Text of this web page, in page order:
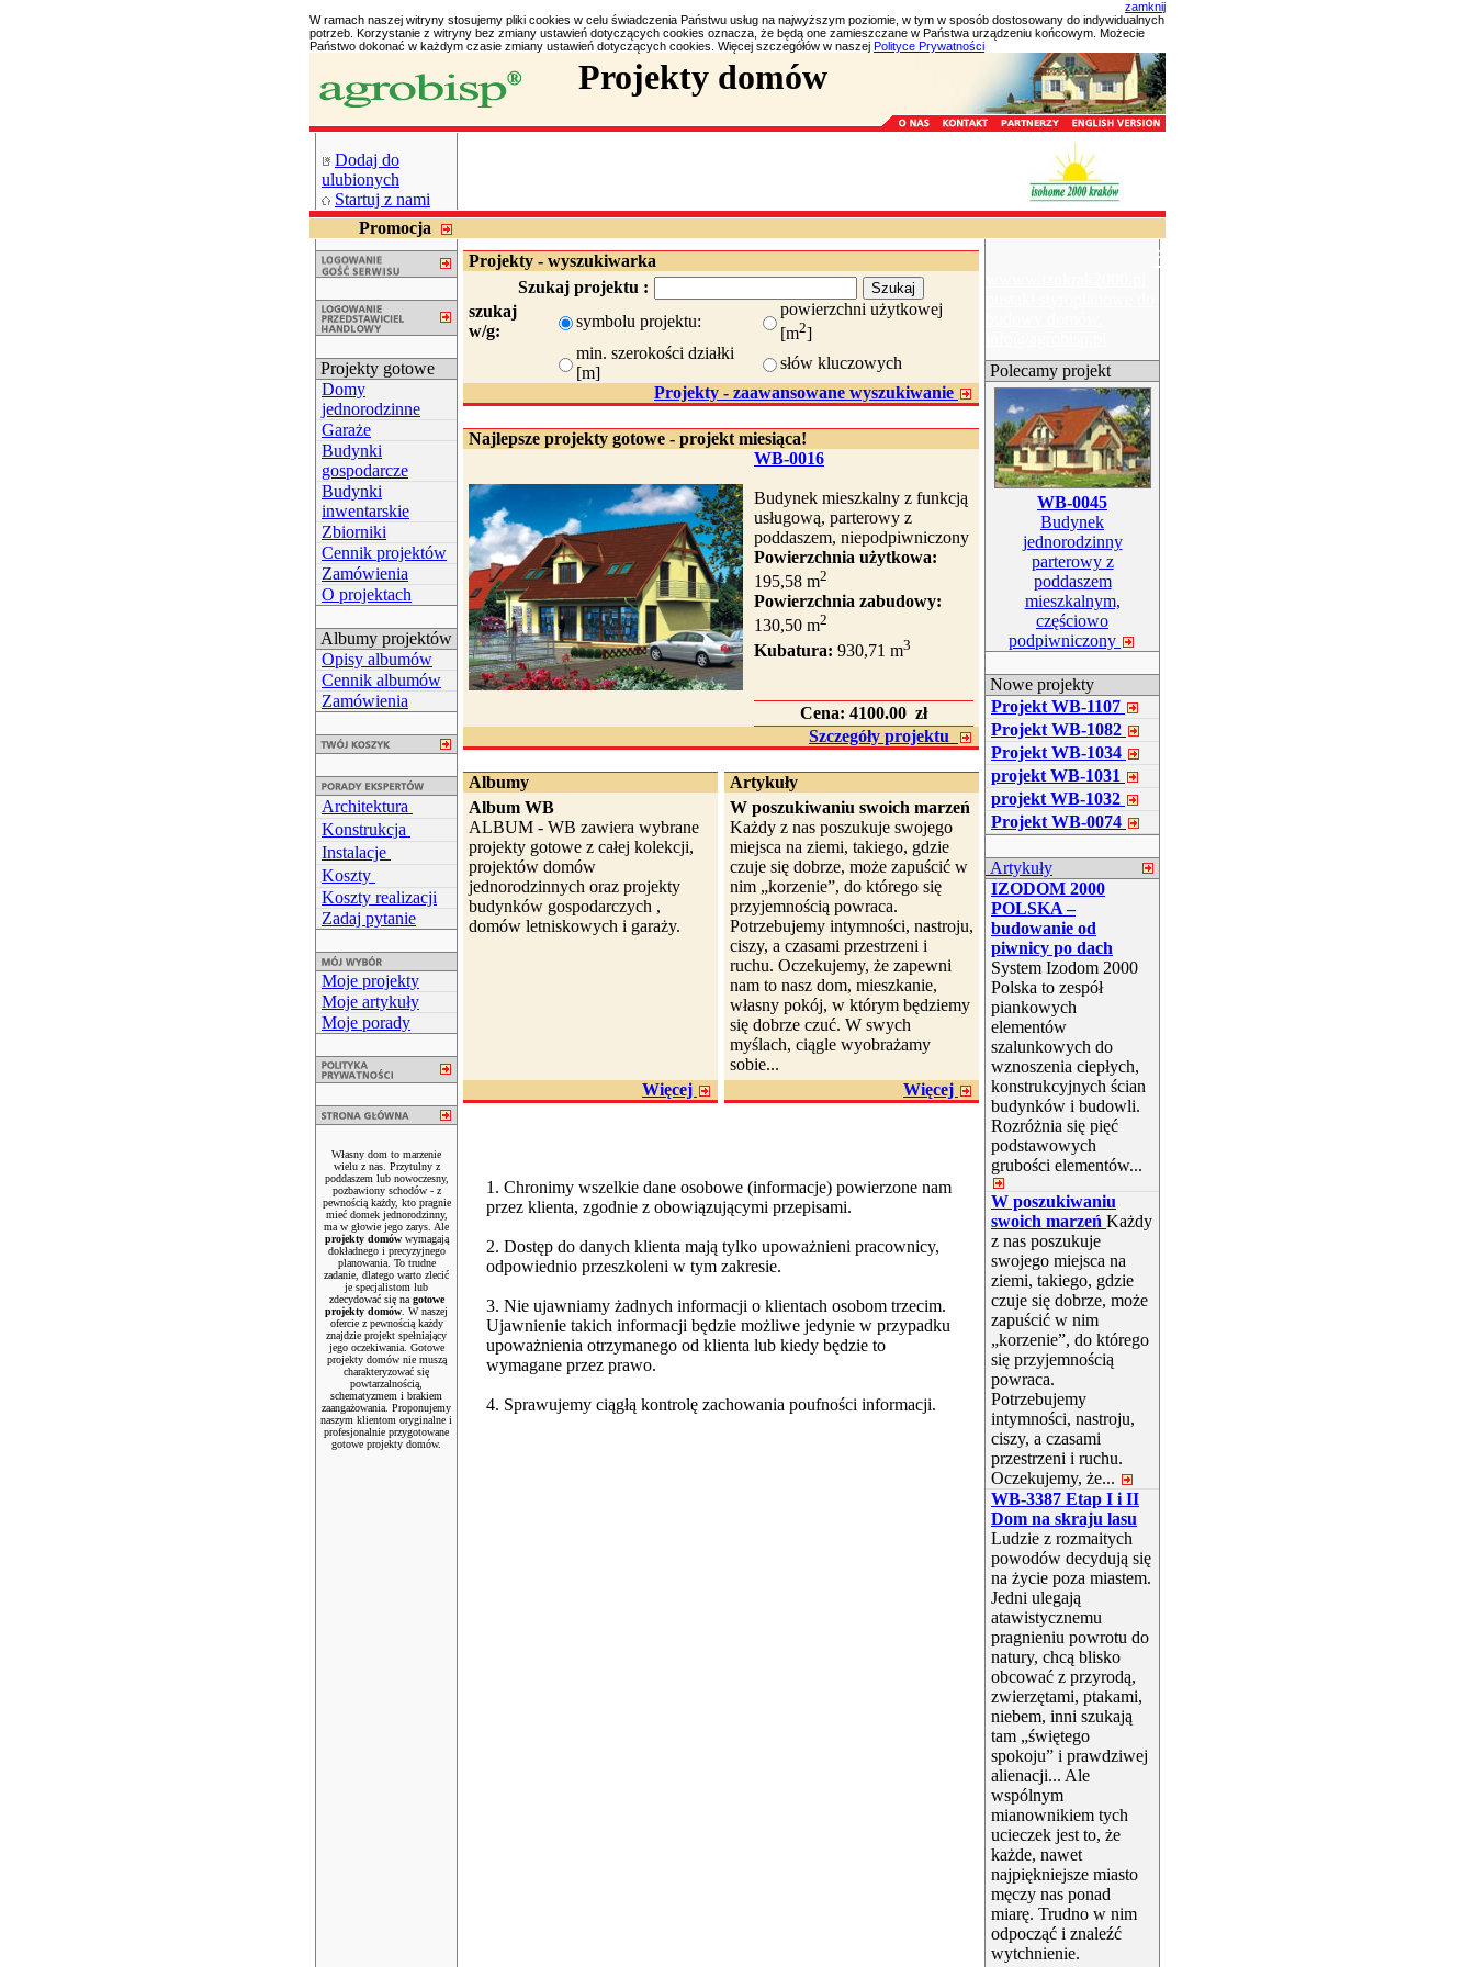
zamknij
W ramach naszej witryny stosujemy pliki cookies w celu świadczenia Państwu usług na najwyższym poziomie, w tym w sposób dostosowany do indywidualnych
potrzeb. Korzystanie z witryny bez zmiany ustawień dotyczących cookies oznacza, że będą one zamieszczane w Państwa urządzeniu końcowym. Możecie
Państwo dokonać w każdym czasie zmiany ustawień dotyczących cookies. Więcej szczegółów w naszej Polityce Prywatności
Projekty domów
Dodaj do
ulubionych
Startuj z nami
Promocja
Projekty gotowe
Domy
jednorodzinne
Garaże
Budynki
gospodarcze
Budynki
inwentarskie
Zbiorniki
Cennik projektów
Zamówienia
O projektach
Albumy projektów
Opisy albumów
Cennik albumów
Zamówienia
Architektura
Konstrukcja
Instalacje
Koszty
Koszty realizacji
Zadaj pytanie
Moje projekty
Moje artykuły
Moje porady
Własny dom to marzenie
wielu z nas. Przytulny z
poddaszem lub nowoczesny,
pozbawiony schodów - z
pewnością każdy, kto pragnie
mieć domek jednorodzinny,
ma w głowie jego zarys. Ale
projekty domówwymagają
dokładnego i precyzyjnego
planowania. To trudne
zadanie, dlatego warto zlecić
je specjalistom lub
zdecydować się na gotowe
projekty domów . W naszej
ofercie z pewnością każdy
znajdzie projekt spełniający
jego oczekiwania. Gotowe
projekty domów nie muszą
charakteryzować się
powtarzalnością,
schematyzmem i brakiem
zaangażowania. Proponujemy
naszym klientom oryginalne i
profesjonalnie przygotowane
gotowe projekty domów.
Projekty - wyszukiwarka
Szukaj projektu :
szukaj
w/g:
symbolu projektu:
powierzchni użytkowej
[m2]
min. szerokości działki
[m]
słów kluczowych
Projekty - zaawansowane wyszukiwanie
Najlepsze projekty gotowe - projekt miesiąca!
WB-0016
Budynek mieszkalny z funkcją
usługową, parterowy z
poddaszem, niepodpiwniczony
Powierzchnia użytkowa:
195,58 m2
Powierzchnia zabudowy:
130,50 m2
Kubatura: 930,71 m3
Cena: 4100.00 zł
Szczegóły projektu
Albumy
Artykuły
Album WB
ALBUM - WB zawiera wybrane
projekty gotowe z całej kolekcji,
projektów domów
jednorodzinnych oraz projekty
budynków gospodarczych ,
domów letniskowych i garaży.
W poszukiwaniu swoich marzeń
Każdy z nas poszukuje swojego
miejsca na ziemi, takiego, gdzie
czuje się dobrze, może zapuścić w
nim „korzenie”, do którego się
przyjemnością powraca.
Potrzebujemy intymności, nastroju,
ciszy, a czasami przestrzeni i
ruchu. Oczekujemy, że zapewni
nam to nasz dom, mieszkanie,
własny pokój, w którym będziemy
się dobrze czuć. W swych
myślach, ciągle wyobrażamy
sobie...
Więcej
Więcej
1. Chronimy wszelkie dane osobowe (informacje) powierzone nam
przez klienta, zgodnie z obowiązującymi przepisami.
2. Dostęp do danych klienta mają tylko upoważnieni pracownicy,
odpowiednio przeszkoleni w tym zakresie.
3. Nie ujawniamy żadnych informacji o klientach osobom trzecim.
Ujawnienie takich informacji będzie możliwe jedynie w przypadku
upoważnienia otrzymanego od klienta lub kiedy będzie to
wymagane przez prawo.
4. Sprawujemy ciągłą kontrolę zachowania poufności informacji.
×
Polecamy projekt
WB-0045
Budynek
jednorodzinny
parterowy z
poddaszem
mieszkalnym,
częściowo
podpiwniczony
Nowe projekty
Projekt WB-1107
Projekt WB-1082
Projekt WB-1034
projekt WB-1031
projekt WB-1032
Projekt WB-0074
Artykuły
IZODOM 2000
POLSKA –
budowanie od
piwnicy po dach
System Izodom 2000
Polska to zespół
piankowych
elementów
szalunkowych do
wznoszenia ciepłych,
konstrukcyjnych ścian
budynków i budowli.
Rozróżnia się pięć
podstawowych
grubości elementów...
W poszukiwaniu
swoich marzeń Każdy
z nas poszukuje
swojego miejsca na
ziemi, takiego, gdzie
czuje się dobrze, może
zapuścić w nim
„korzenie”, do którego
się przyjemnością
powraca.
Potrzebujemy
intymności, nastroju,
ciszy, a czasami
przestrzeni i ruchu.
Oczekujemy, że...
WB-3387 Etap I i II
Dom na skraju lasu
Ludzie z rozmaitych
powodów decydują się
na życie poza miastem.
Jedni ulegają
atawistycznemu
pragnieniu powrotu do
natury, chcą blisko
obcować z przyrodą,
zwierzętami, ptakami,
niebem, inni szukają
tam „świętego
spokoju” i prawdziwej
alienacji... Ale
wspólnym
mianownikiem tych
ucieczek jest to, że
każde, nawet
najpiękniejsze miasto
męczy nas ponad
miarę. Trudno w nim
odpocząć i znaleźć
wytchnienie.